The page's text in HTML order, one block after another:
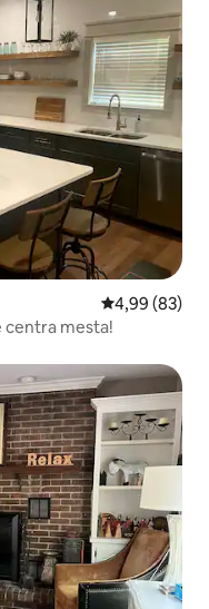
Priemerné
4,99 (83)
centra mesta!